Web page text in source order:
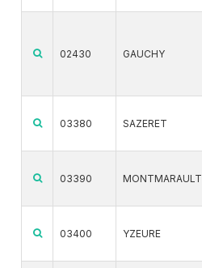
02430 GAUCHY
03380 SAZERET
03390 MONTMARAULT
03400 YZEURE